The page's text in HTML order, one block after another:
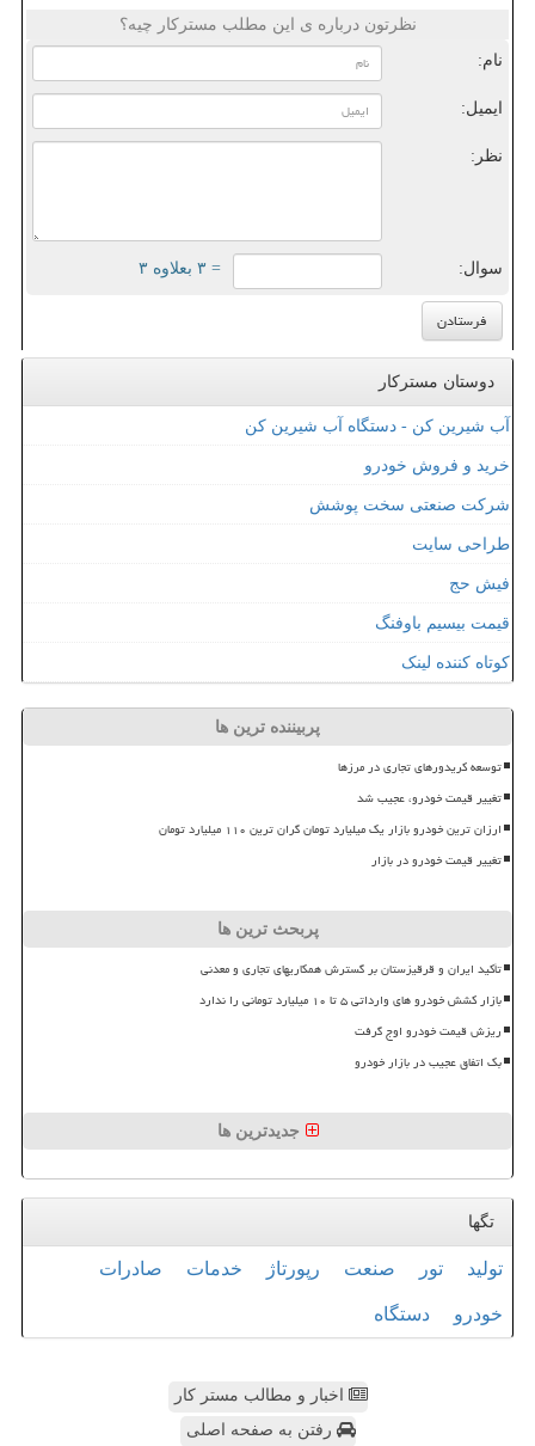
نظرتون درباره ی این مطلب مسترکار چیه؟
نام:
ایمیل:
نظر:
سوال: = ۳ بعلاوه ۳
دوستان مسترکار
آب شیرین کن - دستگاه آب شیرین کن
خرید و فروش خودرو
شرکت صنعتی سخت پوشش
طراحی سایت
فیش حج
قیمت بیسیم باوفنگ
کوتاه کننده لینک
پربیننده ترین ها
توسعه کریدورهای تجاری در مرزها
تغییر قیمت خودرو، عجیب شد
ارزان ترین خودرو بازار یک میلیارد تومان گران ترین ۱۱۰ میلیارد تومان
تغییر قیمت خودرو در بازار
پربحث ترین ها
تأکید ایران و قرقیزستان بر گسترش همکاریهای تجاری و معدنی
بازار کشش خودرو های وارداتی ۵ تا ۱۰ میلیارد تومانی را ندارد
ریزش قیمت خودرو اوج گرفت
بک اتفاق عجیب در بازار خودرو
جدیدترین ها
تگها
تولید تور صنعت رپورتاژ خدمات صادرات
خودرو دستگاه
اخبار و مطالب مستر کار
رفتن به صفحه اصلی